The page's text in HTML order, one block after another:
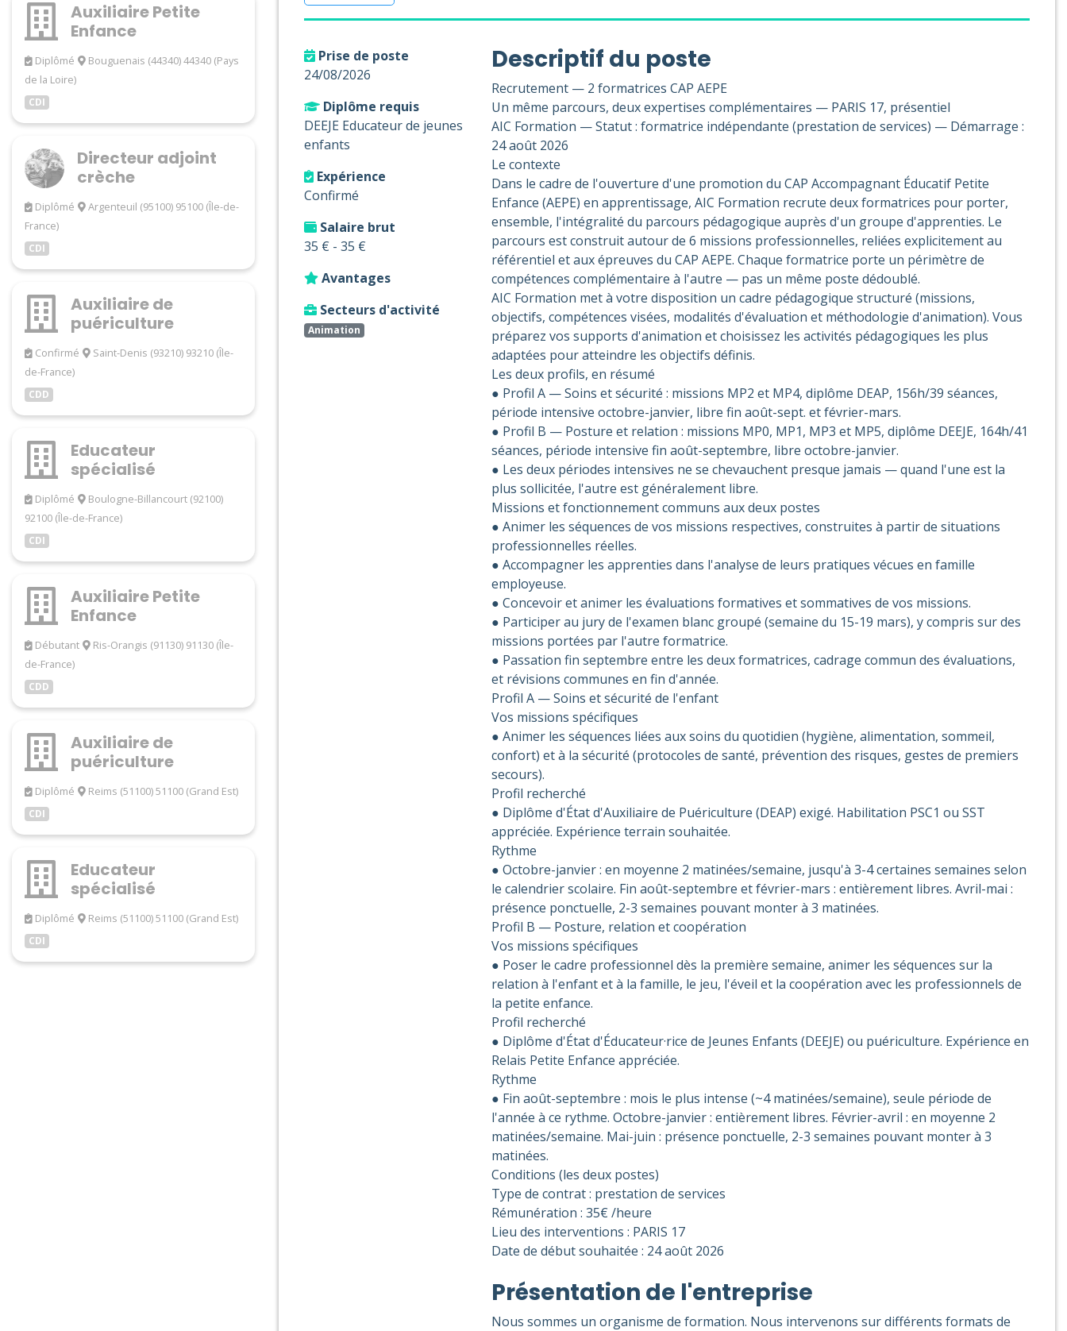
Auxiliaire Petite
Enfance
Diplômé
Bouguenais (44340) 44340 (Pays
de la Loire)
CDI
Directeur adjoint
crèche
Diplômé
Argenteuil (95100) 95100 (Île-de-
France)
CDI
Auxiliaire de
puériculture
Confirmé
Saint-Denis (93210) 93210 (Île-
de-France)
CDD
Educateur
spécialisé
Diplômé
Boulogne-Billancourt (92100)
92100 (Île-de-France)
CDI
Auxiliaire Petite
Enfance
Débutant
Ris-Orangis (91130) 91130 (Île-
de-France)
CDD
Auxiliaire de
puériculture
Diplômé Reims (51100) 51100 (Grand Est)
CDI
Educateur
spécialisé
Diplômé Reims (51100) 51100 (Grand Est)
CDI
Prise de poste
24/08/2026
Diplôme requis
DEEJE Educateur de jeunes
enfants
Expérience
Confirmé
Salaire brut
35 € - 35 €
Avantages
Secteurs d'activité
Animation
Descriptif du poste
Recrutement — 2 formatrices CAP AEPE
Un même parcours, deux expertises complémentaires — PARIS 17, présentiel
AIC Formation — Statut : formatrice indépendante (prestation de services) — Démarrage :
24 août 2026
Le contexte
Dans le cadre de l'ouverture d'une promotion du CAP Accompagnant Éducatif Petite
Enfance (AEPE) en apprentissage, AIC Formation recrute deux formatrices pour porter,
ensemble, l'intégralité du parcours pédagogique auprès d'un groupe d'apprenties. Le
parcours est construit autour de 6 missions professionnelles, reliées explicitement au
référentiel et aux épreuves du CAP AEPE. Chaque formatrice porte un périmètre de
compétences complémentaire à l'autre — pas un même poste dédoublé.
AIC Formation met à votre disposition un cadre pédagogique structuré (missions,
objectifs, compétences visées, modalités d'évaluation et méthodologie d'animation). Vous
préparez vos supports d'animation et choisissez les activités pédagogiques les plus
adaptées pour atteindre les objectifs définis.
Les deux profils, en résumé
● Profil A — Soins et sécurité : missions MP2 et MP4, diplôme DEAP, 156h/39 séances,
période intensive octobre-janvier, libre fin août-sept. et février-mars.
● Profil B — Posture et relation : missions MP0, MP1, MP3 et MP5, diplôme DEEJE, 164h/41
séances, période intensive fin août-septembre, libre octobre-janvier.
● Les deux périodes intensives ne se chevauchent presque jamais — quand l'une est la
plus sollicitée, l'autre est généralement libre.
Missions et fonctionnement communs aux deux postes
● Animer les séquences de vos missions respectives, construites à partir de situations
professionnelles réelles.
● Accompagner les apprenties dans l'analyse de leurs pratiques vécues en famille
employeuse.
● Concevoir et animer les évaluations formatives et sommatives de vos missions.
● Participer au jury de l'examen blanc groupé (semaine du 15-19 mars), y compris sur des
missions portées par l'autre formatrice.
● Passation fin septembre entre les deux formatrices, cadrage commun des évaluations,
et révisions communes en fin d'année.
Profil A — Soins et sécurité de l'enfant
Vos missions spécifiques
● Animer les séquences liées aux soins du quotidien (hygiène, alimentation, sommeil,
confort) et à la sécurité (protocoles de santé, prévention des risques, gestes de premiers
secours).
Profil recherché
● Diplôme d'État d'Auxiliaire de Puériculture (DEAP) exigé. Habilitation PSC1 ou SST
appréciée. Expérience terrain souhaitée.
Rythme
● Octobre-janvier : en moyenne 2 matinées/semaine, jusqu'à 3-4 certaines semaines selon
le calendrier scolaire. Fin août-septembre et février-mars : entièrement libres. Avril-mai :
présence ponctuelle, 2-3 semaines pouvant monter à 3 matinées.
Profil B — Posture, relation et coopération
Vos missions spécifiques
● Poser le cadre professionnel dès la première semaine, animer les séquences sur la
relation à l'enfant et à la famille, le jeu, l'éveil et la coopération avec les professionnels de
la petite enfance.
Profil recherché
● Diplôme d'État d'Éducateur·rice de Jeunes Enfants (DEEJE) ou puériculture. Expérience en
Relais Petite Enfance appréciée.
Rythme
● Fin août-septembre : mois le plus intense (~4 matinées/semaine), seule période de
l'année à ce rythme. Octobre-janvier : entièrement libres. Février-avril : en moyenne 2
matinées/semaine. Mai-juin : présence ponctuelle, 2-3 semaines pouvant monter à 3
matinées.
Conditions (les deux postes)
Type de contrat : prestation de services
Rémunération : 35€ /heure
Lieu des interventions : PARIS 17
Date de début souhaitée : 24 août 2026
Présentation de l'entreprise
Nous sommes un organisme de formation. Nous intervenons sur différents formats de